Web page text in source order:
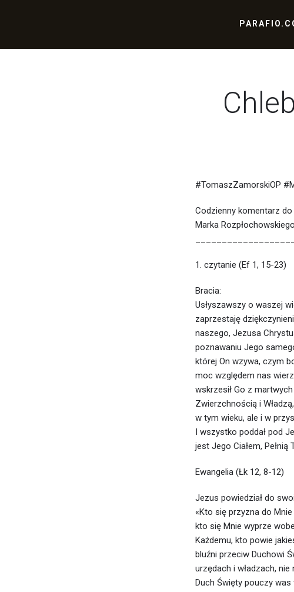
#TomaszZamorskiOP
Codzienny komentarz
Marka Rozpłochowskiego
1. czytanie (Ef 1, 15-23)
Bracia:
Usłyszawszy o waszej
zaprzestaję
naszego, Jezusa
poznawaniu Jego
której On wzywa, czym
moc względem nas
wskrzesił Go z
Zwierzchnością i
w tym wieku, ale i w
I wszystko poddał pod
jest Jego Ciałem,
Ewangelia (Łk 12, 8-12)
Jezus powiedział do
«Kto się przyzna do
kto się Mnie wyprze
Każdemu, kto powie
bluźni przeciw Duchowi
urzędach i władzach,
Duch Święty pouczy was